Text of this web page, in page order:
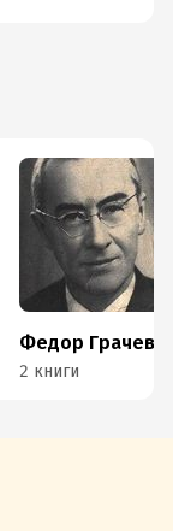
Федор Грачев
2 книги